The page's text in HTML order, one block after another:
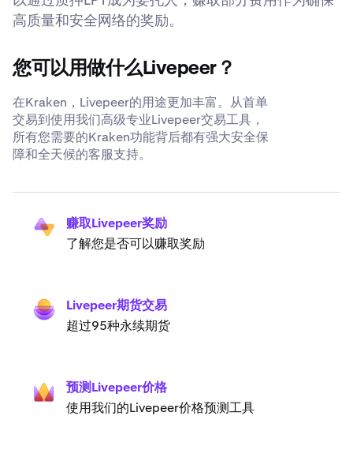
高质量和安全网络的奖励。
您可以用做什么Livepeer？
在Kraken，Livepeer的用途更加丰富。从首单
交易到使用我们高级专业Livepeer交易工具，
所有您需要的Kraken功能背后都有强大安全保
障和全天候的客服支持。
赚取Livepeer奖励
了解您是否可以赚取奖励
Livepeer期货交易
超过95种永续期货
预测Livepeer价格
使用我们的Livepeer价格预测工具